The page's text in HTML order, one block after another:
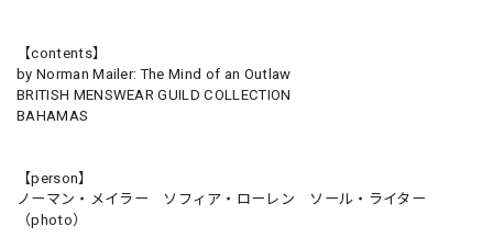
【contents】
by Norman Mailer: The Mind of an Outlaw
BRITISH MENSWEAR GUILD COLLECTION
BAHAMAS
【person】
ノーマン・メイラー ソフィア・ローレン ソール・ライター
（photo）